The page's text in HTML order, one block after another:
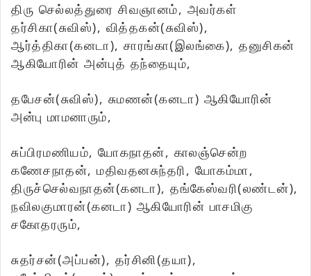
திரு செல்லத்துரை சிவஞானம், அவர்கள்
தர்சிகா(சுவிஸ்), வித்தகன்(சுவிஸ்),
ஆர்த்திகா(கனடா), சாரங்கா(இலங்கை), தனுசிகன்
ஆகியோரின் அன்புத் தந்தையும்,
தபேசன்(சுவிஸ்), சுமணன்(கனடா) ஆகியோரின்
அன்பு மாமனாரும்,
சுப்பிரமணியம், யோகநாதன், காலஞ்சென்ற
கணேசநாதன், மதிவதனசுந்தரி, யோகம்மா,
திருச்செல்வநாதன்(கனடா), தங்கேஸ்வரி(லண்டன்),
நவிலகுமாரன்(கனடா) ஆகியோரின் பாசமிகு
சகோதரரும்,
சுதர்சன்(அப்பன்), தர்சினி(தயா),